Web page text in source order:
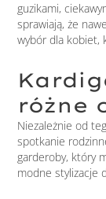
guzikami,
sprawiają, że
wybór dla kobiet,
różne
Niezależnie od
spotkanie
garderoby, który
modne stylizacje